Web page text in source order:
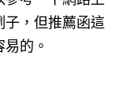
子，但推薦函這
的。